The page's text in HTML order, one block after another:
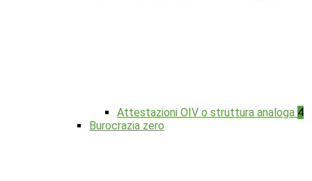
Attestazioni OIV o struttura analoga 4
Burocrazia zero